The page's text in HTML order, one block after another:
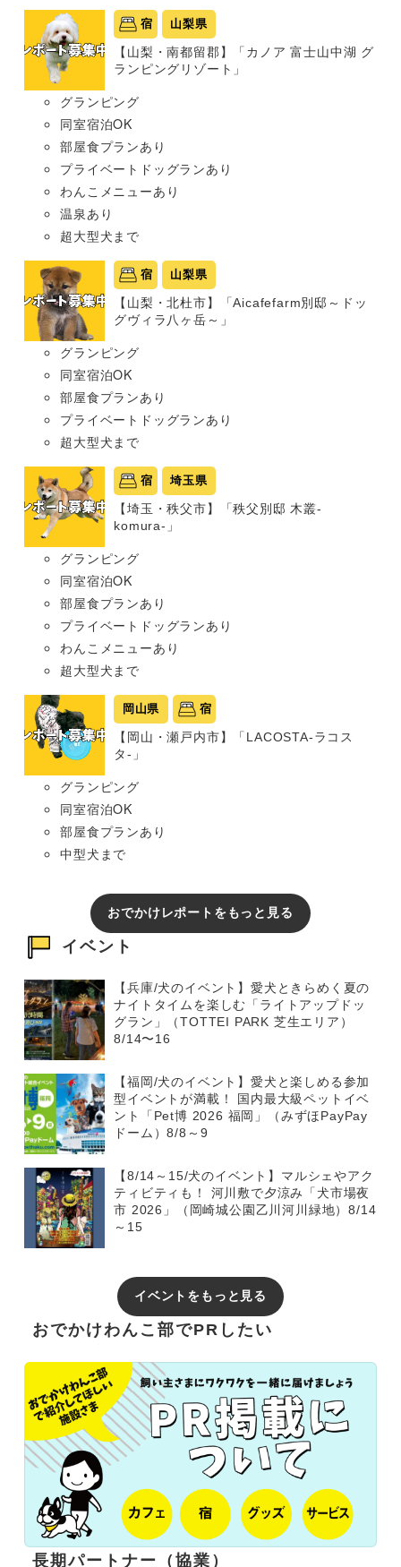
宿 山梨県
【山梨・南都留郡】「カノア 富士山中湖 グ
ランピングリゾート」
グランピング
同室宿泊OK
部屋食プランあり
プライベートドッグランあり
わんこメニューあり
温泉あり
超大型犬まで
宿 山梨県
【山梨・北杜市】「Aicafefarm別邸～ドッ
グヴィラ八ヶ岳～」
グランピング
同室宿泊OK
部屋食プランあり
プライベートドッグランあり
超大型犬まで
宿 埼玉県
【埼玉・秩父市】「秩父別邸 木叢-
komura-」
グランピング
同室宿泊OK
部屋食プランあり
プライベートドッグランあり
わんこメニューあり
超大型犬まで
岡山県 宿
【岡山・瀬戸内市】「LACOSTA-ラコス
タ-」
グランピング
同室宿泊OK
部屋食プランあり
中型犬まで
おでかけレポートをもっと見る
イベント
【兵庫/犬のイベント】愛犬ときらめく夏の
ナイトタイムを楽しむ「ライトアップドッ
グラン」（TOTTEI PARK 芝生エリア）
8/14〜16
【福岡/犬のイベント】愛犬と楽しめる参加
型イベントが満載！ 国内最大級ペットイベ
ント「Pet博 2026 福岡」（みずほPayPay
ドーム）8/8～9
【8/14～15/犬のイベント】マルシェやアク
ティビティも！ 河川敷で夕涼み「犬市場夜
市 2026」（岡崎城公園乙川河川緑地）8/14
～15
イベントをもっと見る
おでかけわんこ部でPRしたい
長期パートナー（協業）